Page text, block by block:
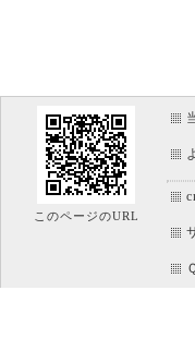
このページのURL